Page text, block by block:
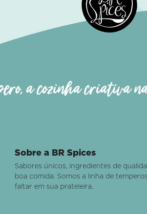
a cozinha criativa
Sobre a BR Spices
Sabores únicos, ingredientes de
boa comida. Somos a linha de
faltar em sua prateleira.